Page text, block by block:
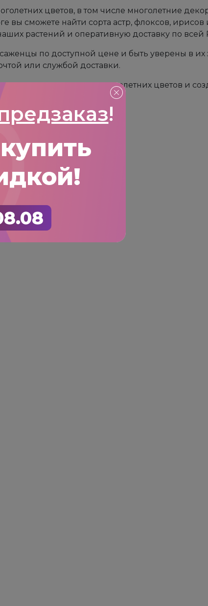
!
цветов, в том числе многолетние
вы сможете найти сорта астр, флоксов,
растений и оперативную доставку по всей
по доступной цене и быть уверены в их
или службой доставки.
для заказа саженцев многолетних цветов и